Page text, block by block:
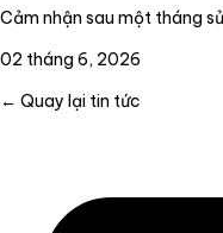
Cảm nhận sau một tháng
02 tháng 6, 2026
← Quay lại tin tức